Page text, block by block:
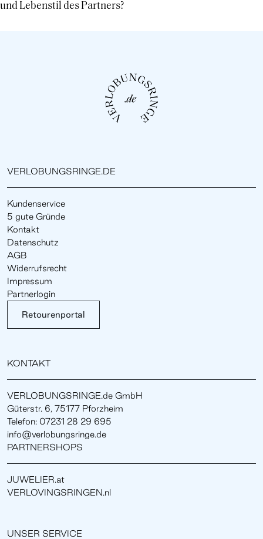
und Lebenstil des Partners?
VERLOBUNGSRINGE.DE
Kundenservice
5 gute Gründe
Kontakt
Datenschutz
AGB
Widerrufsrecht
Impressum
Partnerlogin
Retourenportal
KONTAKT
VERLOBUNGSRINGE.de GmbH
Güterstr. 6, 75177 Pforzheim
Telefon: 07231 28 29 695
info@verlobungsringe.de
PARTNERSHOPS
JUWELIER.at
VERLOVINGSRINGEN.nl
UNSER SERVICE